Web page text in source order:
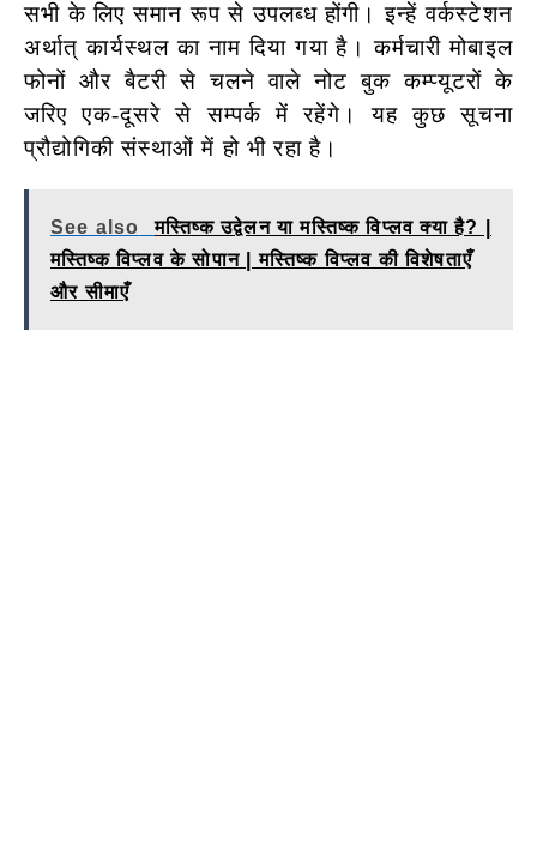
सभी के लिए समान रूप से उपलब्ध होंगी। इन्हें वर्कस्टेशन
अर्थात् कार्यस्थल का नाम दिया गया है। कर्मचारी मोबाइल
फोनों और बैटरी से चलने वाले नोट बुक कम्प्यूटरों के
जरिए एक-दूसरे से सम्पर्क में रहेंगे। यह कुछ सूचना
प्रौद्योगिकी संस्थाओं में हो भी रहा है।
See also
मस्तिष्क उद्वेलन या मस्तिष्क विप्लव क्या है? |
मस्तिष्क विप्लव के सोपान | मस्तिष्क विप्लव की विशेषताएँ
और सीमाएँ